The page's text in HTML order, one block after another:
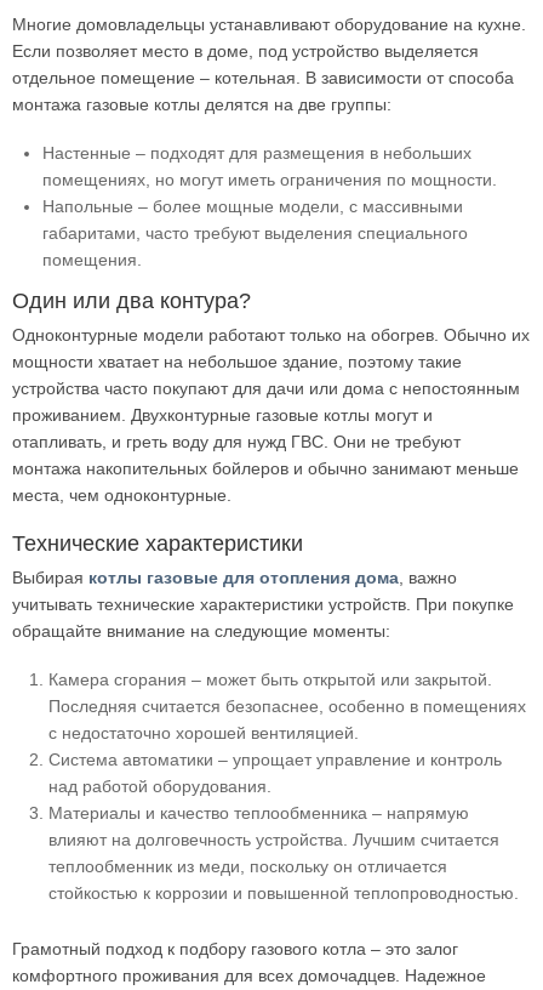
Многие домовладельцы устанавливают оборудование на кухне.
Если позволяет место в доме, под устройство выделяется
отдельное помещение – котельная. В зависимости от способа
монтажа газовые котлы делятся на две группы:
Настенные – подходят для размещения в небольших
помещениях, но могут иметь ограничения по мощности.
Напольные – более мощные модели, с массивными
габаритами, часто требуют выделения специального
помещения.
Один или два контура?
Одноконтурные модели работают только на обогрев. Обычно их
мощности хватает на небольшое здание, поэтому такие
устройства часто покупают для дачи или дома с непостоянным
проживанием. Двухконтурные газовые котлы могут и
отапливать, и греть воду для нужд ГВС. Они не требуют
монтажа накопительных бойлеров и обычно занимают меньше
места, чем одноконтурные.
Технические характеристики
Выбирая котлы газовые для отопления дома , важно
учитывать технические характеристики устройств. При покупке
обращайте внимание на следующие моменты:
Камера сгорания – может быть открытой или закрытой.
Последняя считается безопаснее, особенно в помещениях
с недостаточно хорошей вентиляцией.
Система автоматики – упрощает управление и контроль
над работой оборудования.
Материалы и качество теплообменника – напрямую
влияют на долговечность устройства. Лучшим считается
теплообменник из меди, поскольку он отличается
стойкостью к коррозии и повышенной теплопроводностью.
Грамотный подход к подбору газового котла – это залог
комфортного проживания для всех домочадцев. Надежное